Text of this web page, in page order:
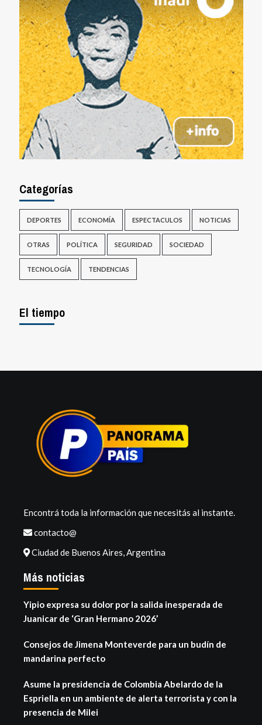
Categorías
DEPORTES ECONOMÍA ESPECTACULOS NOTICIAS
OTRAS POLÍTICA SEGURIDAD SOCIEDAD
TECNOLOGÍA TENDENCIAS
El tiempo
Encontrá toda la información que necesitás al instante.
contacto@
Ciudad de Buenos Aires, Argentina
Más noticias
Yipio expresa su dolor por la salida inesperada de
Juanicar de ‘Gran Hermano 2026’
Consejos de Jimena Monteverde para un budín de
mandarina perfecto
Asume la presidencia de Colombia Abelardo de la
Espriella en un ambiente de alerta terrorista y con la
presencia de Milei